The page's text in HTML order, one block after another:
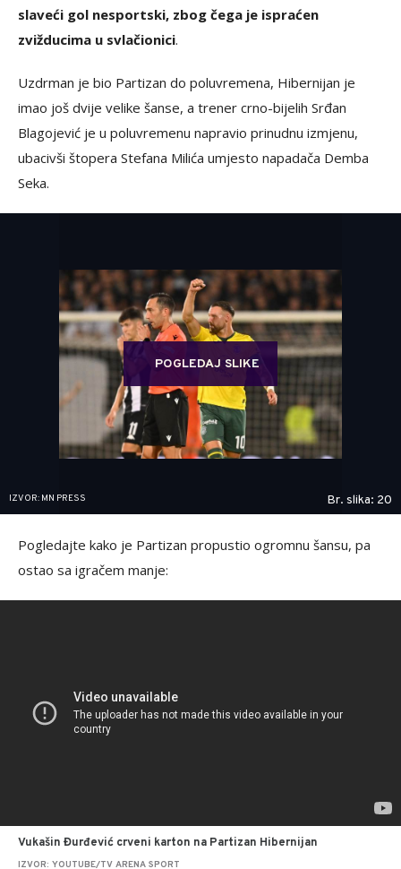
slaveći gol nesportski, zbog čega je ispraćen
zvižducima u svlačionici.
Uzdrman je bio Partizan do poluvremena, Hibernijan je
imao još dvije velike šanse, a trener crno-bijelih Srđan
Blagojević je u poluvremenu napravio prinudnu izmjenu,
ubacivši štopera Stefana Milića umjesto napadača Demba
Seka.
POGLEDAJ SLIKE
IZVOR: MN PRESS Br. slika: 20
Pogledajte kako je Partizan propustio ogromnu šansu, pa
ostao sa igračem manje:
Vukašin Đurđević crveni karton na Partizan Hibernijan
IZVOR: YOUTUBE/TV ARENA SPORT